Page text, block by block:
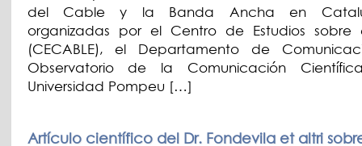
del Cable y la Banda Ancha en
organizadas por el Centro de Estudios sobre
(CECABLE), el Departamento de
Observatorio de la Comunicación
Universidad Pompeu […]
Artículo científico del Dr. Fondevila et altri